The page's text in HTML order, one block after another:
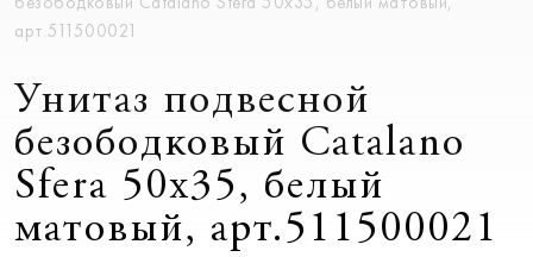
арт.511500021
Унитаз подвесной
безободковый Catalano
Sfera 50x35, белый
матовый, арт.511500021